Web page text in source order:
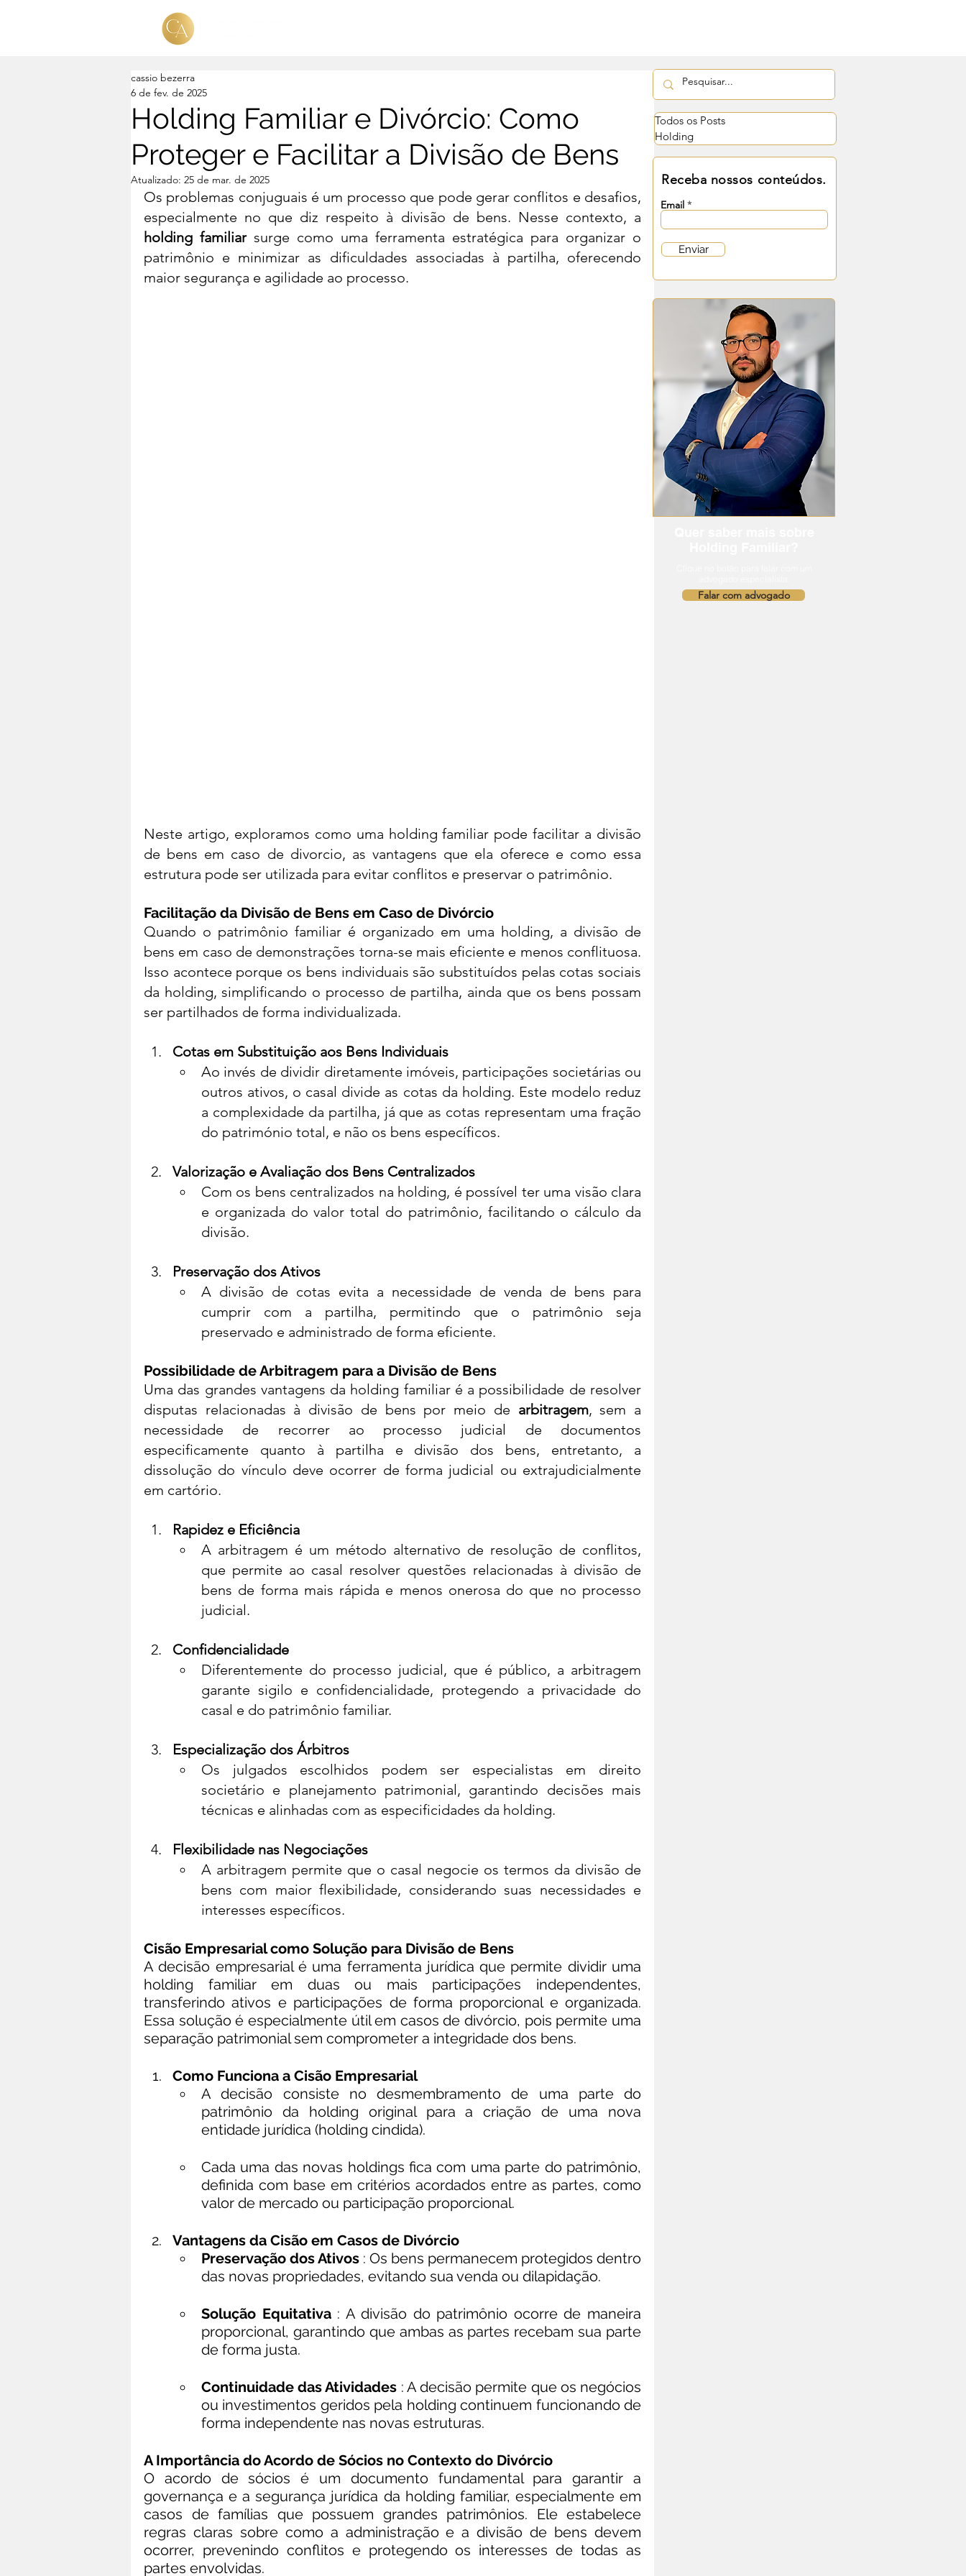
Holding Familiar e Divórcio: Como
Proteger e Facilitar a Divisão de Bens
cassio bezerra
6 de fev. de 2025
Atualizado: 25 de mar. de 2025
Os problemas conjuguais é um processo que pode gerar conflitos e desafios,
holding familiar surge como uma ferramenta estratégica para organizar o
patrimônio e minimizar as dificuldades associadas à partilha, oferecendo
maior segurança e agilidade ao processo.
Neste artigo, exploramos como uma holding familiar pode facilitar a divisão
de bens em caso de divorcio, as vantagens que ela oferece e como essa
estrutura pode ser utilizada para evitar conflitos e preservar o patrimônio.
Facilitação da Divisão de Bens em Caso de Divórcio
Quando o patrimônio familiar é organizado em uma holding, a divisão de
bens em caso de demonstrações torna-se mais eficiente e menos conflituosa.
Isso acontece porque os bens individuais são substituídos pelas cotas sociais
da holding, simplificando o processo de partilha, ainda que os bens possam
ser partilhados de forma individualizada.
Cotas em Substituição aos Bens Individuais
Ao invés de dividir diretamente imóveis, participações societárias ou
outros ativos, o casal divide as cotas da holding. Este modelo reduz
a complexidade da partilha, já que as cotas representam uma fração
do património total, e não os bens específicos.
Valorização e Avaliação dos Bens Centralizados
Com os bens centralizados na holding, é possível ter uma visão clara
e organizada do valor total do patrimônio, facilitando o cálculo da
divisão.
Preservação dos Ativos
A divisão de cotas evita a necessidade de venda de bens para
cumprir com a partilha, permitindo que o patrimônio seja
preservado e administrado de forma eficiente.
Possibilidade de Arbitragem para a Divisão de Bens
Uma das grandes vantagens da holding familiar é a possibilidade de resolver
disputas relacionadas à divisão de bens por meio de arbitragem, sem a
necessidade de recorrer ao processo judicial de documentos
especificamente quanto à partilha e divisão dos bens, entretanto, a
dissolução do vínculo deve ocorrer de forma judicial ou extrajudicialmente
em cartório.
Rapidez e Eficiência
A arbitragem é um método alternativo de resolução de conflitos,
que permite ao casal resolver questões relacionadas à divisão de
bens de forma mais rápida e menos onerosa do que no processo
judicial.
Confidencialidade
Diferentemente do processo judicial, que é público, a arbitragem
garante sigilo e confidencialidade, protegendo a privacidade do
casal e do patrimônio familiar.
Especialização dos Árbitros
Os julgados escolhidos podem ser especialistas em direito
societário e planejamento patrimonial, garantindo decisões mais
técnicas e alinhadas com as especificidades da holding.
Flexibilidade nas Negociações
A arbitragem permite que o casal negocie os termos da divisão de
bens com maior flexibilidade, considerando suas necessidades e
interesses específicos.
Cisão Empresarial como Solução para Divisão de Bens
A decisão empresarial é uma ferramenta jurídica que permite dividir uma
holding familiar em duas ou mais participações independentes,
transferindo ativos e participações de forma proporcional e organizada.
Essa solução é especialmente útil em casos de divórcio, pois permite uma
separação patrimonial sem comprometer a integridade dos bens.
Como Funciona a Cisão Empresarial
A decisão consiste no desmembramento de uma parte do
patrimônio da holding original para a criação de uma nova
entidade jurídica (holding cindida).
Cada uma das novas holdings fica com uma parte do patrimônio,
definida com base em critérios acordados entre as partes, como
valor de mercado ou participação proporcional.
Vantagens da Cisão em Casos de Divórcio
Preservação dos Ativos : Os bens permanecem protegidos dentro
das novas propriedades, evitando sua venda ou dilapidação.
Solução Equitativa : A divisão do patrimônio ocorre de maneira
proporcional, garantindo que ambas as partes recebam sua parte
de forma justa.
Continuidade das Atividades : A decisão permite que os negócios
ou investimentos geridos pela holding continuem funcionando de
forma independente nas novas estruturas.
A Importância do Acordo de Sócios no Contexto do Divórcio
O acordo de sócios é um documento fundamental para garantir a
governança e a segurança jurídica da holding familiar, especialmente em
casos de famílias que possuem grandes patrimônios. Ele estabelece
regras claras sobre como a administração e a divisão de bens devem
ocorrer, prevenindo conflitos e protegendo os interesses de todas as
partes envolvidas.
Todos os Posts
Holding
Receba nossos conteúdos.
Email
Enviar
Falar com advogado